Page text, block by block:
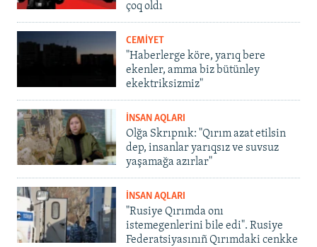
çoq oldı
CEMİYET
"Haberlerge köre, yarıq bere
ekenler, amma biz bütünley
ekektriksizmiz"
İNSAN AQLARI
Olğa Skrıpnık: "Qırım azat etilsin
dep, insanlar yarıqsız ve suvsuz
yaşamağa azırlar"
İNSAN AQLARI
"Rusiye Qırımda onı
istemegenlerini bile edi". Rusiye
Federatsiyasınıñ Qırımdaki cenkke